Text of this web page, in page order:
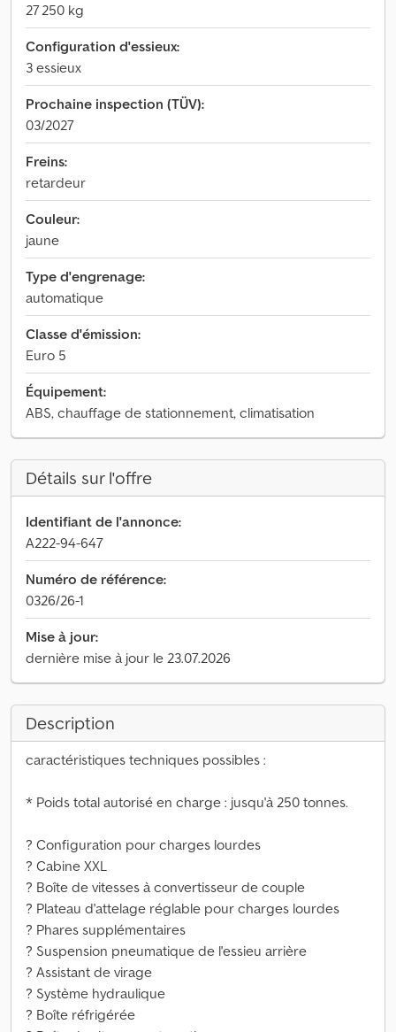
27 250 kg
Configuration d'essieux:
3 essieux
Prochaine inspection (TÜV):
03/2027
Freins:
retardeur
Couleur:
jaune
Type d'engrenage:
automatique
Classe d'émission:
Euro 5
Équipement:
ABS, chauffage de stationnement, climatisation
Détails sur l'offre
Identifiant de l'annonce:
A222-94-647
Numéro de référence:
0326/26-1
Mise à jour:
dernière mise à jour le 23.07.2026
Description
caractéristiques techniques possibles :
* Poids total autorisé en charge : jusqu'à 250 tonnes.
? Configuration pour charges lourdes
? Cabine XXL
? Boîte de vitesses à convertisseur de couple
? Plateau d'attelage réglable pour charges lourdes
? Phares supplémentaires
? Suspension pneumatique de l'essieu arrière
? Assistant de virage
? Système hydraulique
? Boîte réfrigérée